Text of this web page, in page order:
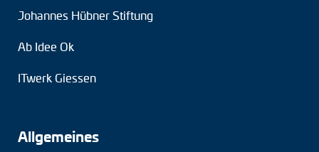
Johannes Hübner Stiftung
Ab Idee Ok
ITwerk Giessen
Allgemeines